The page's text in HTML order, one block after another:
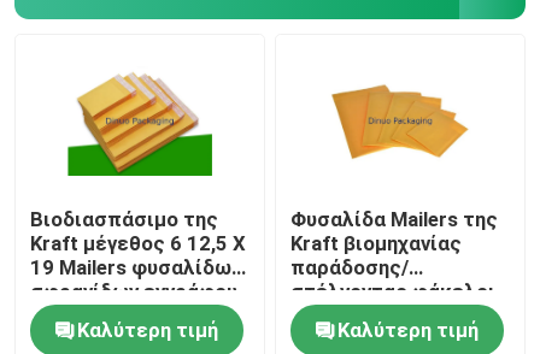
Βιοδιασπάσιμο της
Kraft μέγεθος 6 12,5 X
19 Mailers φυσαλίδων
σφραγίδων εγγράφου
μόνο για τη ναυτιλία
Καλύτερη τιμή
Φυσαλίδα Mailers της
Kraft βιομηχανίας
παράδοσης/
στέλνοντας φάκελοι
245x330 #A4
φυσαλίδων
Καλύτερη τιμή